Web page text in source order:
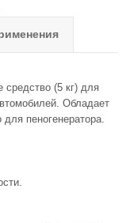
средство (5 кг) для
Обладает
пеногенератора.